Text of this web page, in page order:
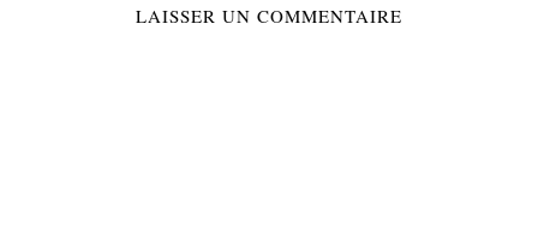
LAISSER UN COMMENTAIRE